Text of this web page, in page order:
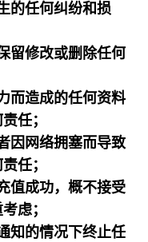
的任何纠纷和损
留修改或删除任何
而造成的任何资料
任；
因网络拥塞而导致
任；
值成功，概不接受
虑；
知的情况下终止任